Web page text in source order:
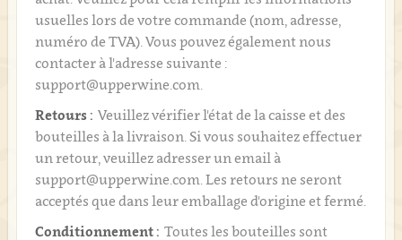
usuelles lors de votre commande (nom, adresse,
numéro de TVA). Vous pouvez également nous
contacter à l'adresse suivante :
support@upperwine.com.
Retours : Veuillez vérifier l'état de la caisse et des
bouteilles à la livraison. Si vous souhaitez effectuer
un retour, veuillez adresser un email à
support@upperwine.com. Les retours ne seront
acceptés que dans leur emballage d'origine et fermé.
Conditionnement : Toutes les bouteilles sont